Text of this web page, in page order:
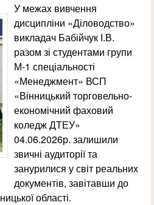
У межах вивчення
дисципліни «Діловодство»
викладач Бабійчук І.В.
разом зі студентами групи
М-1 спеціальності
«Менеджмент» ВСП
«Вінницький торговельно-
економічний фаховий
коледж ДТЕУ»
04.06.2026р. залишили
звичні аудиторії та
занурилися у світ реальних
документів, завітавши до
області.